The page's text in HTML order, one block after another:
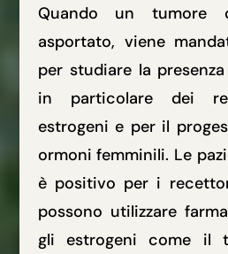
Quando un tumore
asportato, viene
per studiare la
in particolare dei
estrogeni e per il
ormoni femminili. Le
è positivo per i
possono utilizzare
gli estrogeni come il